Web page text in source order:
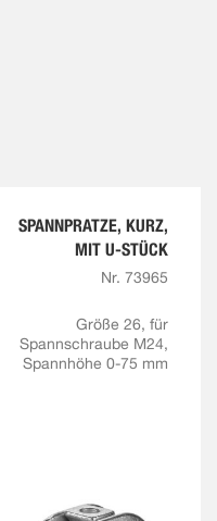
SPANNPRATZE, KURZ,
MIT U-STÜCK
Nr. 73965
Größe 26, für
Spannschraube M24,
Spannhöhe 0-75 mm